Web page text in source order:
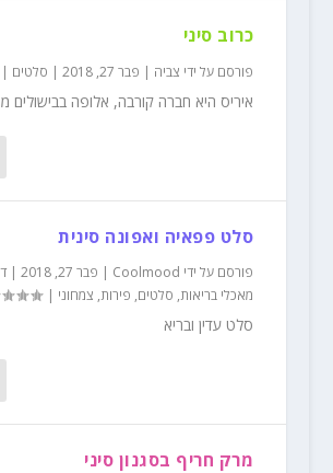
כרוב סיני
פורסם על ידי צביה | פבר 27, 2018 | סלטים |
איריס היא חברה קורבה, אלופה בבישולים
סלט פפאיה ואפונה סינית
פורסם על ידי Coolmood
| פבר 27, 2018 |
מאכלי בריאות, סלטים, פירות, צמחוני |
סלט עדין ובריא
מרק חריף בסגנון סיני